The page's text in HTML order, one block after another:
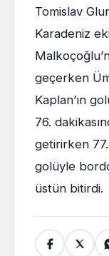
Tomislav
Karadeniz
geçerken
Kaplan’ın
76.
getirirken 77.
golüyle
üstün bitirdi.